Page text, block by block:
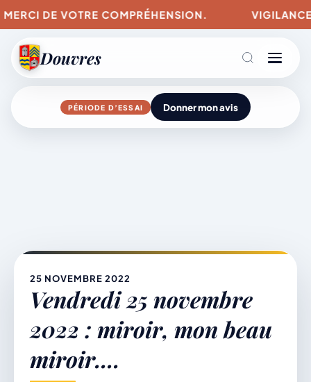
DE VOTRE COMPRÉHENSION.
Douvres
Agenda
Mairie & Vie municipale
Démarches & Vie pratique
PÉRIODE D’ESSAI Donner mon avis
25 NOVEMBRE 2022
Vendredi 25 novembre
2022 : miroir, mon beau
miroir….